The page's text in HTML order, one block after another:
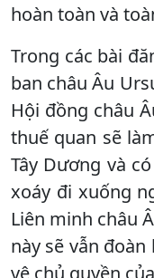
hoàn toàn và
Trong các bài
ban châu Âu
Hội đồng châu
thuế quan sẽ
Tây Dương và
xoáy đi xuống
Liên minh châu
này sẽ vẫn
vệ chủ quyền